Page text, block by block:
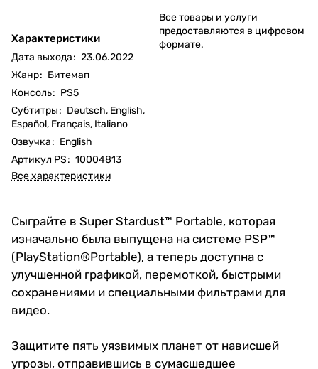
Характеристики
Дата выхода: 23.06.2022
Жанр: Битемап
Консоль: PS5
Субтитры: Deutsch, English,
Español, Français, Italiano
Озвучка: English
Артикул PS: 10004813
Все характеристики
Все товары и услуги
предоставляются в цифровом
формате.
Сыграйте в Super Stardust™ Portable, которая
изначально была выпущена на системе PSP™
(PlayStation®Portable), а теперь доступна с
улучшенной графикой, перемоткой, быстрыми
сохранениями и специальными фильтрами для
видео.
Защитите пять уязвимых планет от нависшей
угрозы, отправившись в сумасшедшее